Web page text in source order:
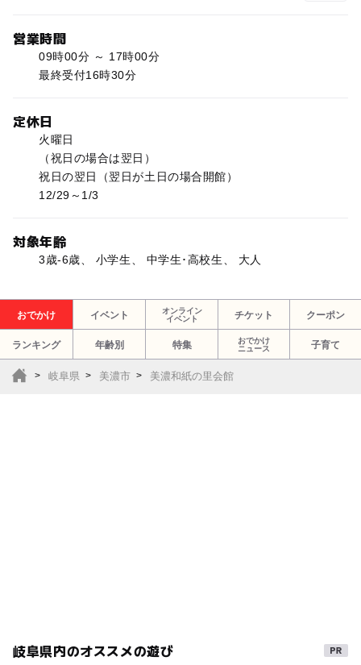
営業時間
09時00分 ～ 17時00分
最終受付16時30分
定休日
火曜日
（祝日の場合は翌日）
祝日の翌日（翌日が土日の場合開館）
12/29～1/3
対象年齢
3歳-6歳、 小学生、 中学生･高校生、 大人
おでかけ イベント
オンライン
イベント
チケット クーポン
ランキング 年齢別 特集
おでかけ
ニュース
子育て
岐阜県 美濃市 美濃和紙の里会館
岐阜県内のオススメの遊び